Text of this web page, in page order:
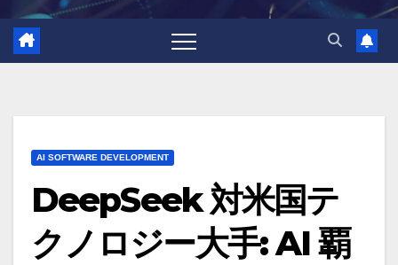
AI SOFTWARE DEVELOPMENT
DeepSeek 対米国テ
クノロジー大手: AI 覇